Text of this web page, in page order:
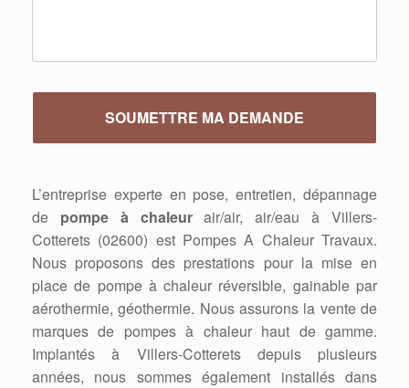
L’entreprise experte en pose, entretien, dépannage
de pompe à chaleurair/air, air/eau à Villers-
Cotterets (02600) est Pompes A Chaleur Travaux.
Nous proposons des prestations pour la mise en
place de pompe à chaleur réversible, gainable par
aérothermie, géothermie. Nous assurons la vente de
marques de pompes à chaleur haut de gamme.
Implantés à Villers-Cotterets depuis plusieurs
années, nous sommes également installés dans